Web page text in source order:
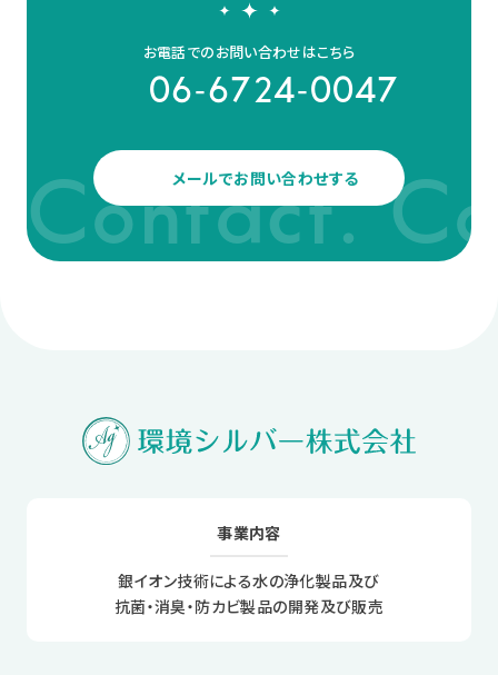
お電話でのお問い合わせはこちら
06-6724-0047
メールでお問い合わせする
Contact.
事業内容
銀イオン技術による水の浄化製品及び
抗菌・消臭・防カビ製品の開発及び販売